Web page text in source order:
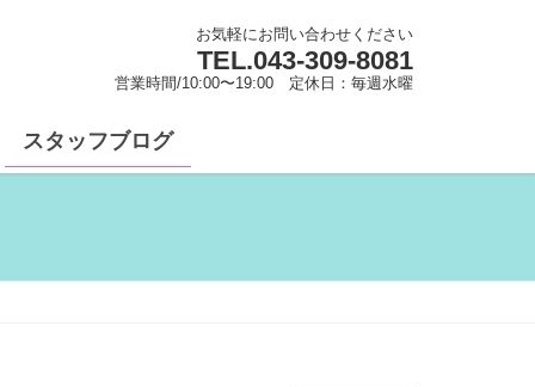
お気軽にお問い合わせください
TEL.043-309-8081
営業時間/10:00〜19:00 定休日：毎週水曜
スタッフブログ